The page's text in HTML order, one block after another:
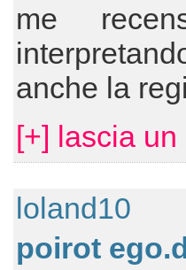
me
anche la
[+] lascia
loland10
poirot